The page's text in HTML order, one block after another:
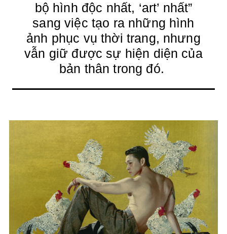
bộ hình độc nhất, ‘art’ nhất”
sang việc tạo ra những hình
ảnh phục vụ thời trang, nhưng
vẫn giữ được sự hiện diện của
bản thân trong đó.